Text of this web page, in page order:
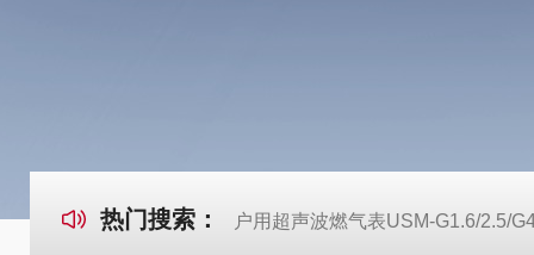
热门搜索： 户用超声波燃气表USM-G1.6/2.5/